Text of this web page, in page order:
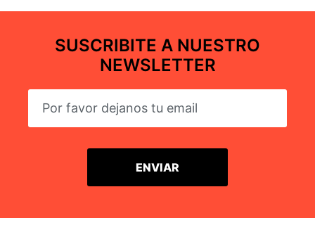
SUSCRIBITE A NUESTRO
NEWSLETTER